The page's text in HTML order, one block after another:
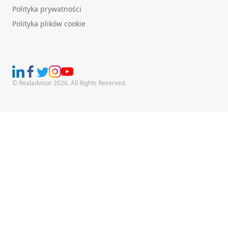
Polityka prywatności
Polityka plików cookie
© Realadvisor 2026. All Rights Reserved.